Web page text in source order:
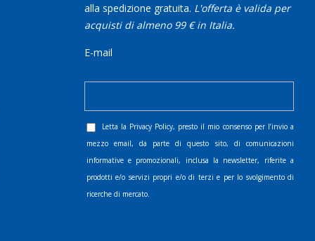
alla spedizione gratuita. L'offerta è valida per
acquisti di almeno 99 € in Italia.
E-mail
Letta la Privacy Policy, presto il mio consenso per l’invio a
mezzo email, da parte di questo sito, di comunicazioni
informative e promozionali, inclusa la newsletter, riferite a
prodotti e/o servizi propri e/o di terzi e per lo svolgimento di
ricerche di mercato.